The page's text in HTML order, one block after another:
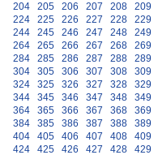
204
205 206 207 208 209
224
225 226 227 228 229
244
245 246 247 248 249
264
265 266 267 268 269
284
285 286 287 288 289
304
305 306 307 308 309
324
325 326 327 328 329
344
345 346 347 348 349
364
365 366 367 368 369
384
385 386 387 388 389
404
405 406 407 408 409
424
425 426 427 428 429